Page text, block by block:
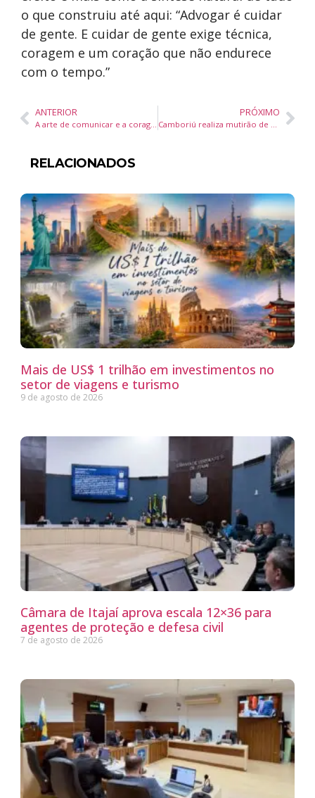
o que construiu até aqui: “Advogar é cuidar
de gente. E cuidar de gente exige técnica,
coragem e um coração que não endurece
com o tempo.”
ANTERIOR
A arte de comunicar e a coragem de empreender: o legado de Cristiane Soethe
PRÓXIMO
Camboriú realiza mutirão de castração animal com previsão de 480 atendimentos gratuitos
RELACIONADOS
Mais de US$ 1 trilhão em investimentos no
setor de viagens e turismo
9 de agosto de 2026
Câmara de Itajaí aprova escala 12×36 para
agentes de proteção e defesa civil
7 de agosto de 2026